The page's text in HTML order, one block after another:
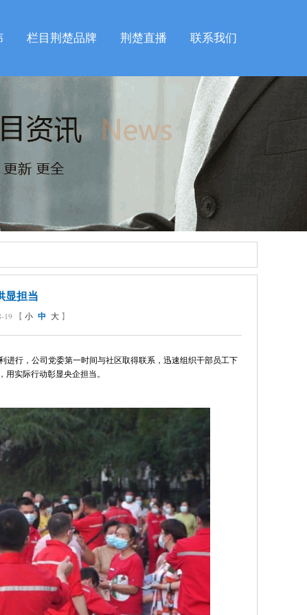
栏目荆楚品牌 荆楚直播 联系我们
显担当
【 小 中 大 】
行，公司党委第一时间与社区取得联系，迅速组织干部员工下
实际行动彰显央企担当。